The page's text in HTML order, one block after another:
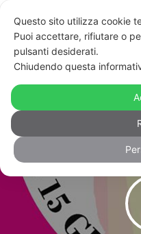
Anche Messina
pronti per il
Questo sito utilizza cookie
Puoi accettare, rifiutare o
pulsanti desiderati.
Chiudendo questa